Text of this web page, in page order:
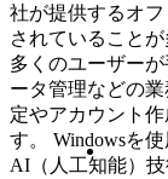
社が提供するオ
されていること
多くのユーザー
ータ管理などの
定やアカウント
す。 Windowsを
AI（人工知能）